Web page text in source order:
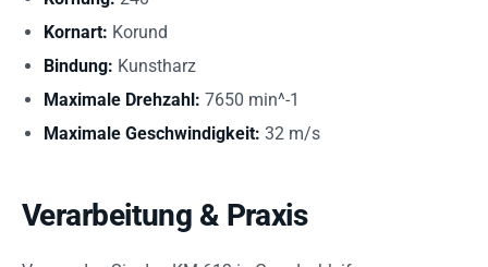
Kornart: Korund
Bindung: Kunstharz
Maximale Drehzahl: 7650 min^-1
Maximale Geschwindigkeit: 32 m/s
Verarbeitung & Praxis